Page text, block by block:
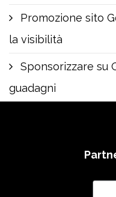
Promozione sito
la visibilità
Sponsorizzare su
guadagni